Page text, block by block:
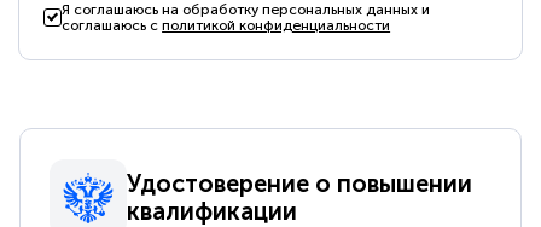
Я соглашаюсь на обработку персональных данных и
соглашаюсь сполитикой конфиденциальности
Удостоверение о повышении
квалификации